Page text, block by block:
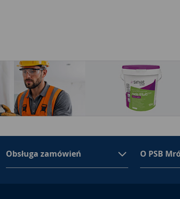
Obsługa zamówień O PSB